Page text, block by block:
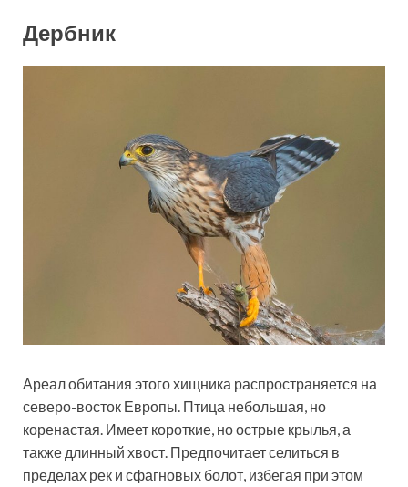
Дербник
Ареал обитания этого хищника распространяется на
северо-восток Европы. Птица небольшая, но
коренастая. Имеет короткие, но острые крылья, а
также длинный хвост. Предпочитает селиться в
пределах рек и сфагновых болот, избегая при этом